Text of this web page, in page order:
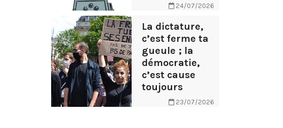
24/07/2026
La dictature,
c’est ferme ta
gueule ; la
démocratie,
c’est cause
toujours
23/07/2026